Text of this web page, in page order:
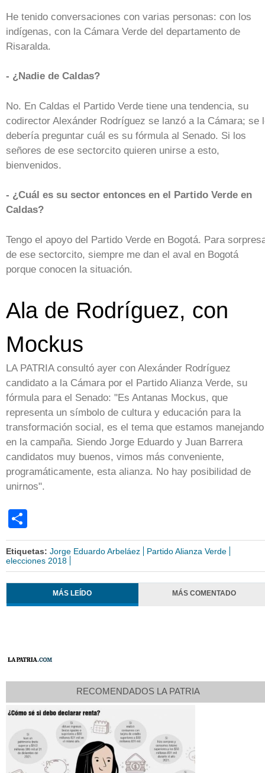
He tenido conversaciones con varias personas: con los
indígenas, con la Cámara Verde del departamento de
Risaralda.
- ¿Nadie de Caldas?
No. En Caldas el Partido Verde tiene una tendencia, su
codirector Alexánder Rodríguez se lanzó a la Cámara; se
debería preguntar cuál es su fórmula al Senado. Si los
señores de ese sectorcito quieren unirse a esto,
bienvenidos.
- ¿Cuál es su sector entonces en el Partido Verde en
Caldas?
Tengo el apoyo del Partido Verde en Bogotá. Para
de ese sectorcito, siempre me dan el aval en Bogotá
porque conocen la situación.
Ala de Rodríguez, con
Mockus
LA PATRIA consultó ayer con Alexánder Rodríguez
candidato a la Cámara por el Partido Alianza Verde, su
fórmula para el Senado: "Es Antanas Mockus, que
representa un símbolo de cultura y educación para la
transformación social, es el tema que estamos manejando
en la campaña. Siendo Jorge Eduardo y Juan Barrera
candidatos muy buenos, vimos más conveniente,
programáticamente, esta alianza. No hay posibilidad de
unirnos".
Etiquetas: Jorge Eduardo Arbeláez
Partido Alianza Verde
elecciones 2018
MÁS LEÍDO MÁS COMENTADO
RECOMENDADOS LA PATRIA